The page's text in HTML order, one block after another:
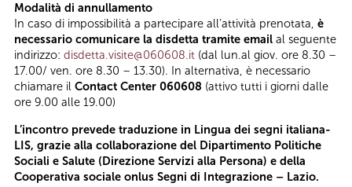
Modalità di annullamento
In caso di impossibilità a partecipare all’attività prenotata, è
necessario comunicare la disdetta tramite email al seguente
indirizzo: disdetta.visite@060608.it (dal lun.al giov. ore 8.30 –
17.00/ ven. ore 8.30 – 13.30). In alternativa, è necessario
chiamare il Contact Center 060608 (attivo tutti i giorni dalle
ore 9.00 alle 19.00)
L’incontro prevede traduzione in Lingua dei segni italiana-
LIS, grazie alla collaborazione del Dipartimento Politiche
Sociali e Salute (Direzione Servizi alla Persona) e della
Cooperativa sociale onlus Segni di Integrazione – Lazio.